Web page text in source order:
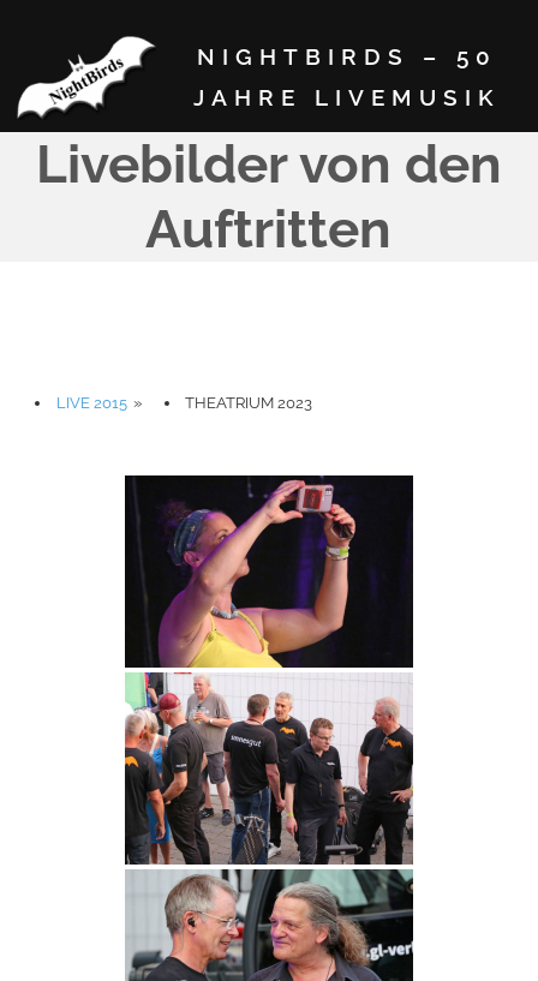
NIGHTBIRDS – 50
JAHRE LIVEMUSIK
Livebilder von den
Auftritten
LIVE 2015 » THEATRIUM 2023